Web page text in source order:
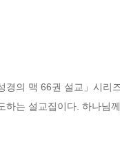
경의 맥 66권 설교」시리
하는 설교집이다. 하나님